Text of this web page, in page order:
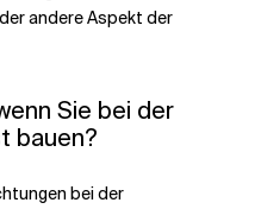
andere Aspekt der
Sie bei der
bauen?
bei der